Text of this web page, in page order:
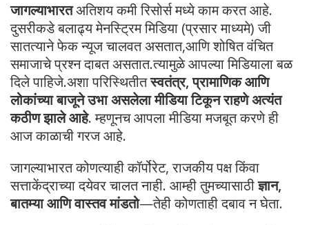
जागल्याभारतअतिशय कमी रिसोर्स मध्ये काम करत आहे.
दुसरीकडे बलाढ्य मेनस्ट्रिम मिडिया (प्रसार माध्यमे) जी
सातत्याने फेक न्यूज चालवत असतात,आणि शोषित वंचित
समाजाचे प्रश्न दाबत असतात.त्यामुळे आपल्या मिडियाला बळ
दिले पाहिजे.अशा परिस्थितीतस्वतंत्र, प्रामाणिक आणि
लोकांच्या बाजूने उभा असलेला मीडिया टिकून राहणे अत्यंत
कठीण झाले आहे. म्हणूनच आपला मीडिया मजबूत करणे ही
आज काळाची गरज आहे.
जागल्याभारत कोणत्याही कॉर्पोरेट, राजकीय पक्ष किंवा
सत्ताकेंद्राच्या दयेवर चालत नाही. आम्ही तुमच्यासाठीज्ञान,
बातम्या आणि वास्तव मांडतो—तेही कोणताही दबाव न घेता.